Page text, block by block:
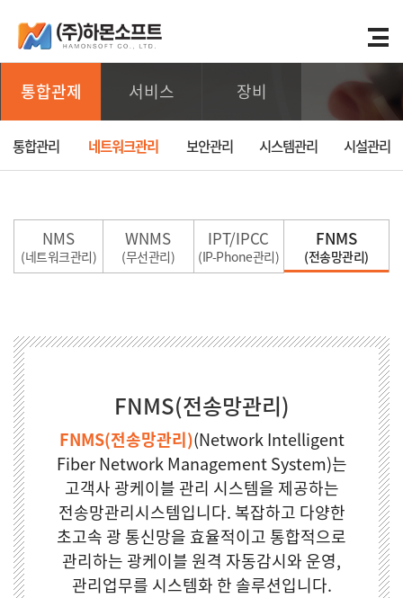
통합관제
통합관리 네트워크관리 보안관리 시스템관리 시설관리
서비스 장비
NMS
(네트워크관리)
WNMS
(무선관리)
IPT/IPCC
(IP-Phone관리)
FNMS
(전송망관리)
FNMS(전송망관리)
FNMS(전송망관리)(Network Intelligent
Fiber Network Management System)는
고객사 광케이블 관리 시스템을 제공하는
전송망관리시스템입니다. 복잡하고 다양한
초고속 광 통신망을 효율적이고 통합적으로
관리하는 광케이블 원격 자동감시와 운영,
관리업무를 시스템화 한 솔루션입니다.